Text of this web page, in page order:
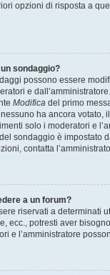
opzioni di risposta a
sondaggio?
possono essere
e
Modifica del primo
ha ancora votato,
solo i moderatori e
sondaggio è impostato
contatta
a un forum?
riservati a determinati
ecc., potresti aver
e l’amministratore